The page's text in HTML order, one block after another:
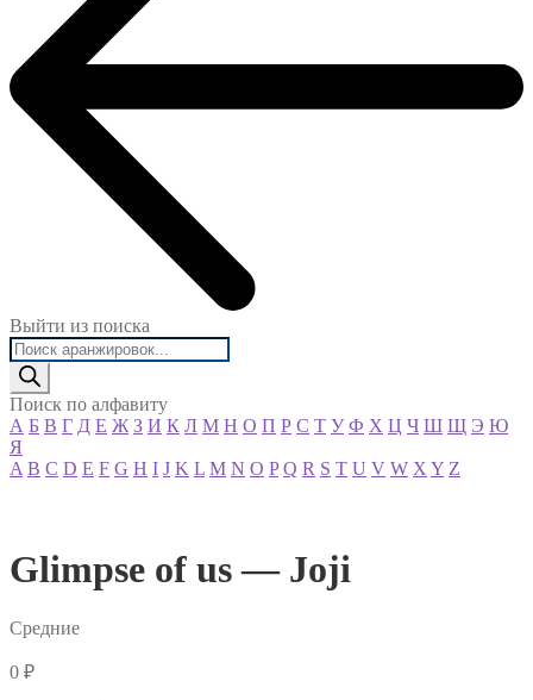
Выйти из поиска
Поиск
товаров
Поиск по алфавиту
А Б В Г Д Е Ж З И К Л М Н О П Р С Т У Ф Х Ц Ч Ш Щ Э Ю
Я
A B C D E F G H I J K L M N O P Q R S T U V W X Y Z
Glimpse of us — Joji
Средние
0 ₽